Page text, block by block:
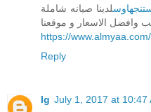
لدينا صيانه شاملة
https://
Reply
lg July 1, 2017 at 10:47